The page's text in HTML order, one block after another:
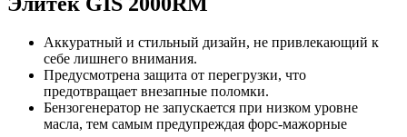
Аккуратный и стильный дизайн, не привлекающий к
себе лишнего внимания.
Предусмотрена защита от перегрузки, что
предотвращает внезапные поломки.
Бензогенератор не запускается при низком уровне
масла, тем самым предупреждая форс-мажорные